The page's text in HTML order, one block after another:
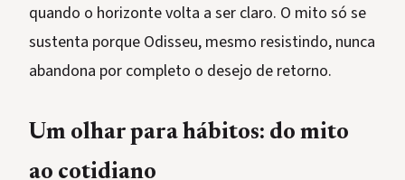
quando o horizonte volta a ser claro. O mito só se
sustenta porque Odisseu, mesmo resistindo, nunca
abandona por completo o desejo de retorno.
Um olhar para hábitos: do mito
ao cotidiano